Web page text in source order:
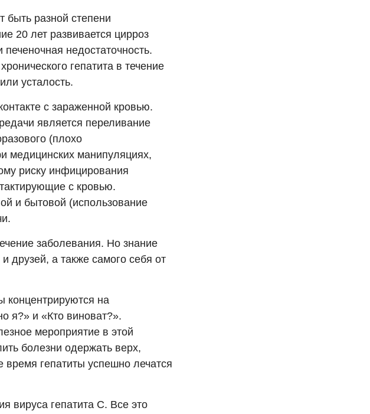
быть разной степени
20 лет развивается цирроз
недостаточность.
гепатита в течение
усталость.
с зараженной кровью.
является переливание
(плохо
медицинских манипуляциях,
риску инфицирования
с кровью.
и бытовой (использование
заболевания. Но знание
друзей, а также самого себя от
концентрируются на
я?» и «Кто виноват?».
мероприятие в этой
болезни одержать верх,
гепатиты успешно лечатся
вируса гепатита С. Все это